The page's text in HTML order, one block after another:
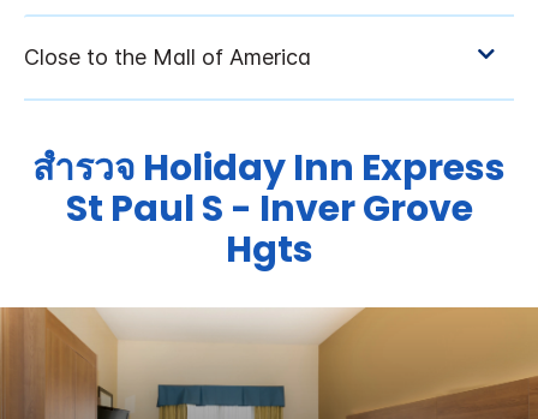
สำรวจ Holiday Inn Express
St Paul S - Inver Grove
Hgts